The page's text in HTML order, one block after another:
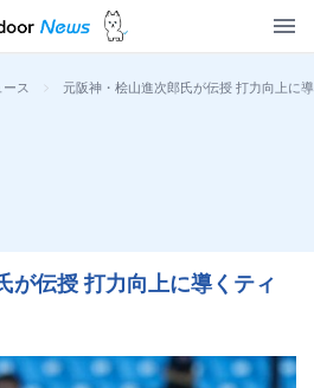
ース > 元阪神・桧山進次郎氏が伝授 打力向上に
が伝授 打力向上に導くティ